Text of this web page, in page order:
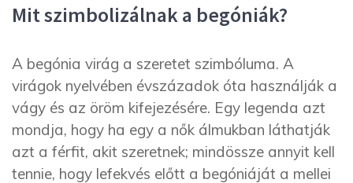
Mit szimbolizálnak a begóniák?
A begónia virág a szeretet szimbóluma. A
virágok nyelvében évszázadok óta használják a
vágy és az öröm kifejezésére. Egy legenda azt
mondja, hogy ha egy a nők álmukban láthatják
azt a férfit, akit szeretnek; mindössze annyit kell
tennie, hogy lefekvés előtt a begóniáját a mellei